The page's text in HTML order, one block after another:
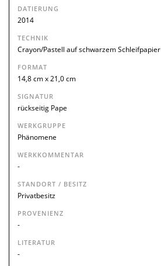
DATIERUNG
2014
TECHNIK
Crayon/Pastell auf schwarzem Schleifpapier
FORMAT
14,8 cm x 21,0 cm
SIGNATUR
rückseitig Pape
WERKGRUPPE
Phänomene
WERKKOMMENTAR
-
STANDORT / BESITZ
Privatbesitz
PROVENIENZ
-
LITERATUR
-